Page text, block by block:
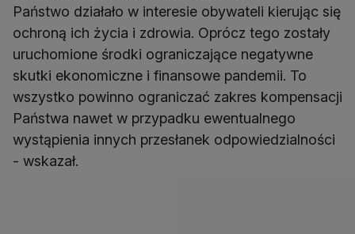
Państwo działało w interesie obywateli kierując się
ochroną ich życia i zdrowia. Oprócz tego zostały
uruchomione środki ograniczające negatywne
skutki ekonomiczne i finansowe pandemii. To
wszystko powinno ograniczać zakres kompensacji
Państwa nawet w przypadku ewentualnego
wystąpienia innych przesłanek odpowiedzialności
- wskazał.